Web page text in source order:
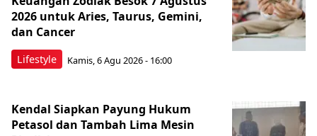
Lifestyle
2026 untuk Aries, Taurus, Gemini,
dan Cancer
Kamis, 6 Agu 2026 - 16:00
Kendal Siapkan Payung Hukum
Petasol dan Tambah Lima Mesin